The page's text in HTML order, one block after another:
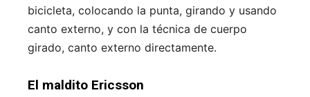
bicicleta, colocando la punta, girando y usando
canto externo, y con la técnica de cuerpo
girado, canto externo directamente.
El maldito Ericsson